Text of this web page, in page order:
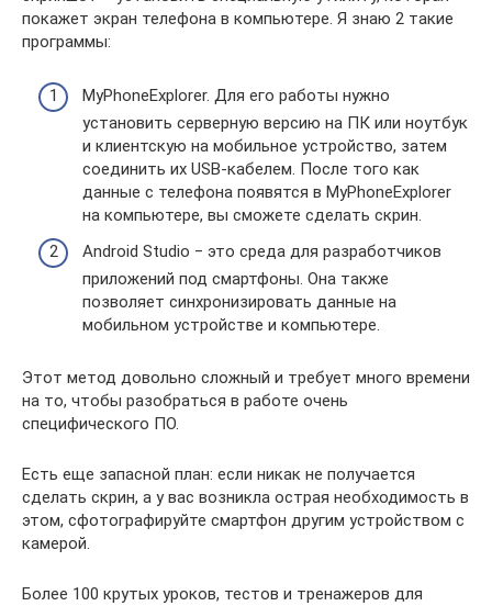
покажет экран телефона в компьютере. Я знаю 2 такие
программы:
MyPhoneExplorer. Для его работы нужно
установить серверную версию на ПК или ноутбук
и клиентскую на мобильное устройство, затем
соединить их USB-кабелем. После того как
данные с телефона появятся в MyPhoneExplorer
на компьютере, вы сможете сделать скрин.
Android Studio ‒ это среда для разработчиков
приложений под смартфоны. Она также
позволяет синхронизировать данные на
мобильном устройстве и компьютере.
Этот метод довольно сложный и требует много времени
на то, чтобы разобраться в работе очень
специфического ПО.
Есть еще запасной план: если никак не получается
сделать скрин, а у вас возникла острая необходимость в
этом, сфотографируйте смартфон другим устройством с
камерой.
Более 100 крутых уроков, тестов и тренажеров для